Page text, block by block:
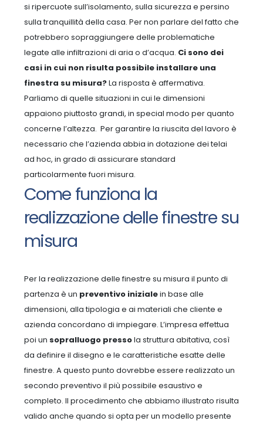
si ripercuote sull’isolamento, sulla sicurezza e persino
sulla tranquillità della casa. Per non parlare del fatto che
potrebbero sopraggiungere delle problematiche
legate alle infiltrazioni di aria o d’acqua. Ci sono dei
casi in cui non risulta possibile installare una
finestra su misura?La risposta è affermativa.
Parliamo di quelle situazioni in cui le dimensioni
appaiono piuttosto grandi, in special modo per quanto
concerne l’altezza. Per garantire la riuscita del lavoro è
necessario che l’azienda abbia in dotazione dei telai
ad hoc, in grado di assicurare standard
particolarmente fuori misura.
Come funziona la
realizzazione delle finestre su
misura
Per la realizzazione delle finestre su misura il punto di
partenza è un preventivo inizialein base alle
dimensioni, alla tipologia e ai materiali che cliente e
azienda concordano di impiegare. L’impresa effettua
poi un sopralluogo pressola struttura abitativa, così
da definire il disegno e le caratteristiche esatte delle
finestre. A questo punto dovrebbe essere realizzato un
secondo preventivo il più possibile esaustivo e
completo. Il procedimento che abbiamo illustrato risulta
valido anche quando si opta per un modello presente